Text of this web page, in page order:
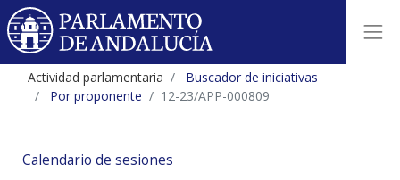
Actividad parlamentaria
Buscador de iniciativas
Por proponente
12-23/APP-000809
Calendario de sesiones